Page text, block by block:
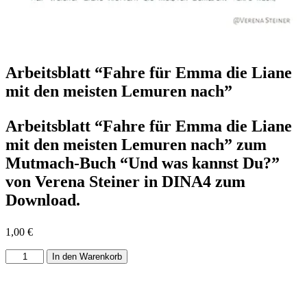
Arbeitsblatt “Fahre für Emma die Liane
mit den meisten Lemuren nach”
Arbeitsblatt “Fahre für Emma die Liane
mit den meisten Lemuren nach” zum
Mutmach-Buch “Und was kannst Du?”
von Verena Steiner in DINA4 zum
Download.
1,00 €
Arbeitsblatt
“Fahre
In den Warenkorb